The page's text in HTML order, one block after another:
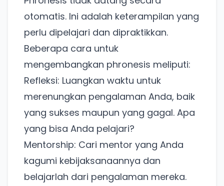
otomatis. Ini adalah keterampilan yang
perlu dipelajari dan dipraktikkan.
Beberapa cara untuk
mengembangkan phronesis meliputi:
Refleksi: Luangkan waktu untuk
merenungkan pengalaman Anda, baik
yang sukses maupun yang gagal. Apa
yang bisa Anda pelajari?
Mentorship: Cari mentor yang Anda
kagumi kebijaksanaannya dan
belajarlah dari pengalaman mereka.
Ada Website Baru!
Khusus untuk kamu yang mau coba